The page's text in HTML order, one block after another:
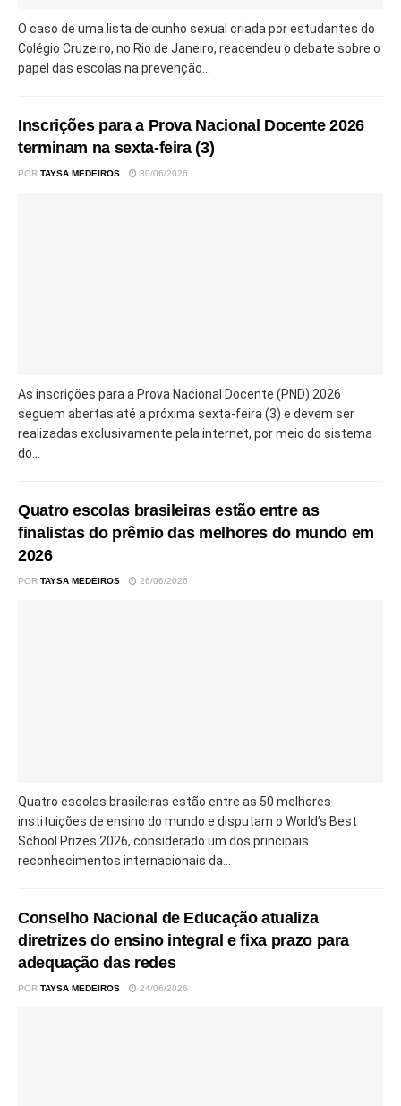
O caso de uma lista de cunho sexual criada por estudantes do
Colégio Cruzeiro, no Rio de Janeiro, reacendeu o debate sobre o
papel das escolas na prevenção...
Inscrições para a Prova Nacional Docente 2026
terminam na sexta-feira (3)
POR TAYSA MEDEIROS 30/06/2026
As inscrições para a Prova Nacional Docente (PND) 2026
seguem abertas até a próxima sexta-feira (3) e devem ser
realizadas exclusivamente pela internet, por meio do sistema
do...
Quatro escolas brasileiras estão entre as
finalistas do prêmio das melhores do mundo em
2026
POR TAYSA MEDEIROS 26/06/2026
Quatro escolas brasileiras estão entre as 50 melhores
instituições de ensino do mundo e disputam o World’s Best
School Prizes 2026, considerado um dos principais
reconhecimentos internacionais da...
Conselho Nacional de Educação atualiza
diretrizes do ensino integral e fixa prazo para
adequação das redes
POR TAYSA MEDEIROS 24/06/2026